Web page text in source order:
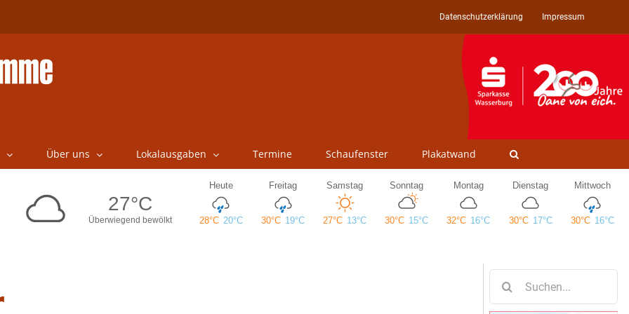
Datenschutzerklärung Impressum
Über uns Lokalausgaben Termine Schaufenster Plakatwand
nach: